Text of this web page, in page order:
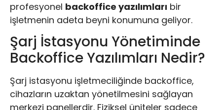
profesyonel backoffice yazılımları bir
işletmenin adeta beyni konumuna geliyor.
Şarj İstasyonu Yönetiminde
Backoffice Yazılımları Nedir?
Şarj istasyonu işletmeciliğinde backoffice,
cihazların uzaktan yönetilmesini sağlayan
merkezi panellerdir. Fiziksel üniteler sadece